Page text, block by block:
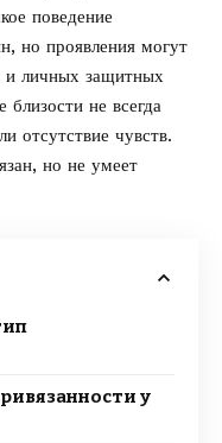
поведение
но проявления могут
и личных защитных
не всегда
отсутствие чувств.
но не умеет
у